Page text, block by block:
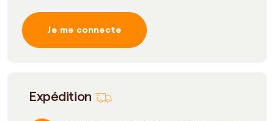
Je me connecte
Expédition